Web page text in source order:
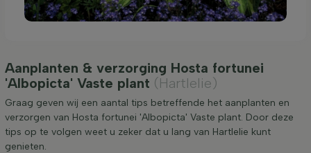
Aanplanten & verzorging Hosta fortunei
'Albopicta' Vaste plant (Hartlelie)
Graag geven wij een aantal tips betreffende het aanplanten en
verzorgen van Hosta fortunei 'Albopicta' Vaste plant. Door deze
tips op te volgen weet u zeker dat u lang van Hartlelie kunt
genieten.